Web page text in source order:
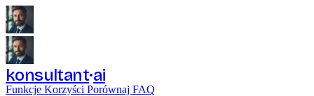
konsultant ai
Funkcje Korzyści Porównaj FAQ